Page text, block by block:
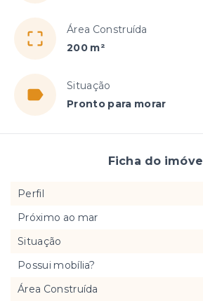
Área Construída
200 m²
Situação
Pronto para morar
Ficha do imóvel
Perfil
Próximo ao mar
Situação
Possui mobília?
Área Construída